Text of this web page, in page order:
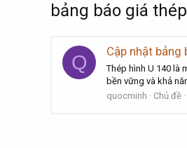
bảng báo giá
Q Cập nhật bảng
Thép hình U 140 là
bền vững và khả
quocminh
Chủ đề